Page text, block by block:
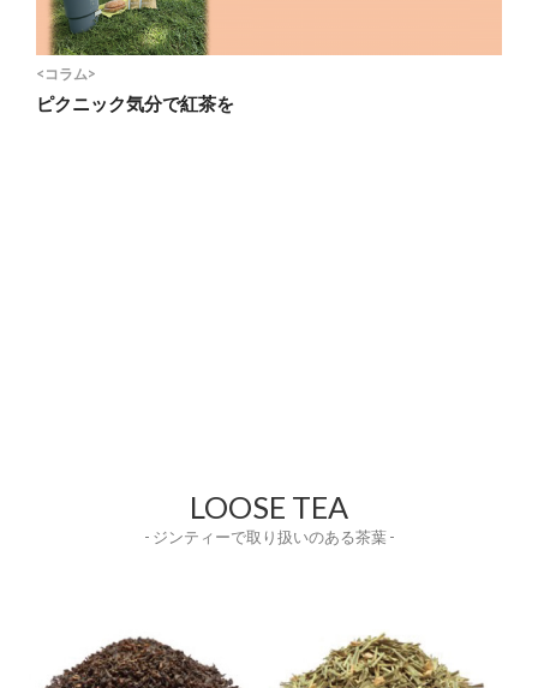
<コラム>
ピクニック気分で紅茶を
LOOSE TEA
- ジンティーで取り扱いのある茶葉 -